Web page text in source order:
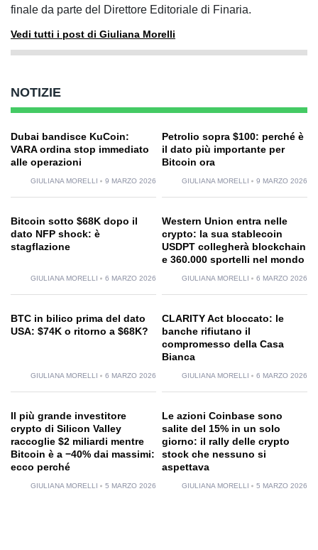
finale da parte del Direttore Editoriale di Finaria.
Vedi tutti i post di Giuliana Morelli
NOTIZIE
Dubai bandisce KuCoin:
VARA ordina stop immediato
alle operazioni
GIULIANA MORELLI 9 MARZO 2026
Petrolio sopra $100: perché è
il dato più importante per
Bitcoin ora
GIULIANA MORELLI 9 MARZO 2026
Bitcoin sotto $68K dopo il
dato NFP shock: è
stagflazione
GIULIANA MORELLI 6 MARZO 2026
Western Union entra nelle
crypto: la sua stablecoin
USDPT collegherà blockchain
e 360.000 sportelli nel mondo
GIULIANA MORELLI 6 MARZO 2026
BTC in bilico prima del dato
USA: $74K o ritorno a $68K?
GIULIANA MORELLI 6 MARZO 2026
CLARITY Act bloccato: le
banche rifiutano il
compromesso della Casa
Bianca
GIULIANA MORELLI 6 MARZO 2026
Il più grande investitore
crypto di Silicon Valley
raccoglie $2 miliardi mentre
Bitcoin è a −40% dai massimi:
ecco perché
GIULIANA MORELLI 5 MARZO 2026
Le azioni Coinbase sono
salite del 15% in un solo
giorno: il rally delle crypto
stock che nessuno si
aspettava
GIULIANA MORELLI 5 MARZO 2026